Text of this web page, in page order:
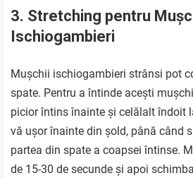
3. Stretching pentru
Ischiogambieri
Mușchii ischiogambieri strânsi pot
spate. Pentru a întinde acești
picior întins înainte și celălalt îndoit
vă ușor înainte din șold, până când
partea din spate a coapsei întinse.
de 15-30 de secunde și apoi